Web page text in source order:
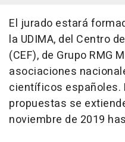
El jurado estará
la UDIMA, del Centro
(CEF), de Grupo RMG
asociaciones
científicos españoles.
propuestas se
noviembre de 2019